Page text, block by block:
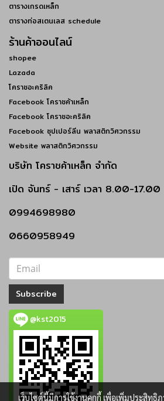
ตารางเกรดเหล็ก
ตารางท่อสเตนเลส schedule
ร้านค้าออนไลน์
shopee
Lazada
โคราชอะคริลิค
Facebook โคราชค้าเหล็ก
Facebook โคราชอะคริลิค
Facebook ซุปเปอร์ลีน พลาสติกวิศวกรรม
Website พลาสติกวิศวกรรม
บริษัท โคราชค้าเหล็ก จำกัด
เปิด จันทร์ - เสาร์ เวลา 8.00-17.00
0994698980
0660958949
Subscribe
@kst2015
เว็บไซต์นี้มีการใช้งานคุกกี้ เพื่อเพิ่มประสิท